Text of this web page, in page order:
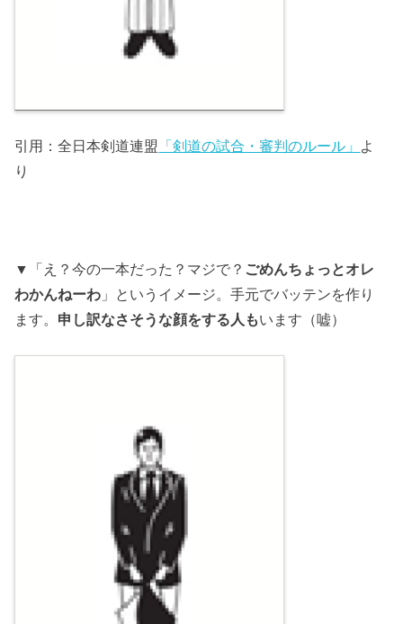
引用：全日本剣道連盟 「剣道の試合・審判のルール」 よ
り
▼「え？今の一本だった？マジで？ ごめんちょっとオレ
わかんねーわ 」というイメージ。手元でバッテンを作り
ます。 申し訳なさそうな顔をする人もいます（嘘）